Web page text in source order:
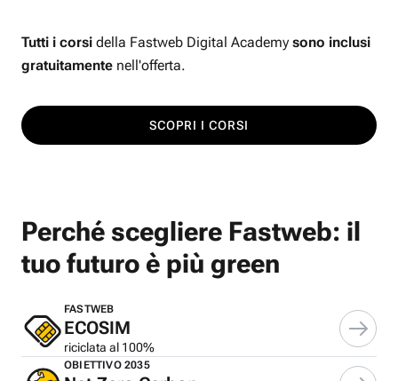
Tutti i corsi della Fastweb Digital Academy sono inclusi
gratuitamente nell'offerta.
SCOPRI I CORSI
Perché scegliere Fastweb: il
tuo futuro è più green
FASTWEB
ECOSIM
riciclata al 100%
OBIETTIVO 2035